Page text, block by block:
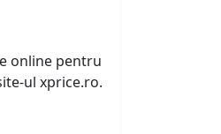
online pentru
ul xprice.ro.